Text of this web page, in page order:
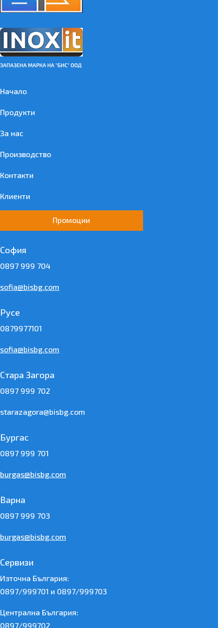
Начало
Продукти
За нас
Производство
Контакти
Клиенти
Промоции
София
0897 999 704
sofia@bisbg.com
Русе
0879977101
sofia@bisbg.com
Стара Загора
0897 999 702
starazagora@bisbg.com
Бургас
0897 999 701
burgas@bisbg.com
Варна
0897 999 703
burgas@bisbg.com
Сервизи
Източна България:
0897/999701 и 0897/999703
Централна България:
0897/999702